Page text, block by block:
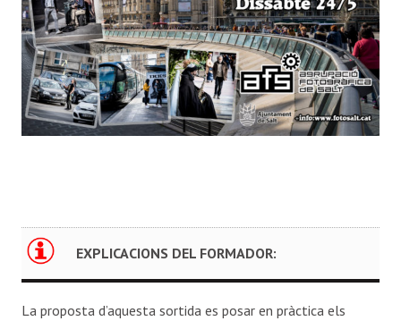
EXPLICACIONS DEL FORMADOR:
La proposta d’aquesta sortida es posar en pràctica els